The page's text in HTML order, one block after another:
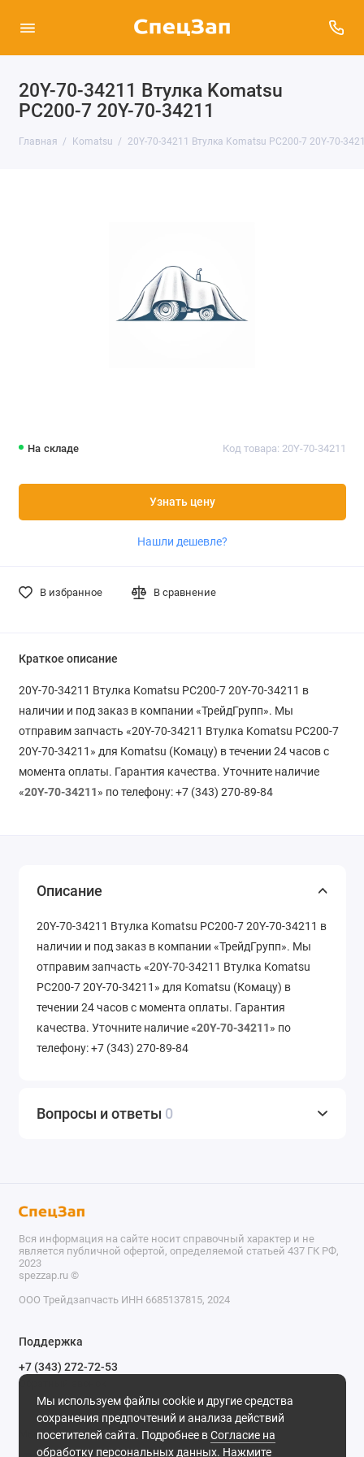
20Y-70-34211 Втулка Komatsu
PC200-7 20Y-70-34211
Главная Komatsu 20Y-70-34211 Втулка Komatsu PC200-7 20Y-70-
На складе Код товара: 20Y-70-34211
Узнать цену
Нашли дешевле?
В избранное В сравнение
Краткое описание
20Y-70-34211 Втулка Komatsu PC200-7 20Y-70-34211 в
наличии и под заказ в компании «ТрейдГрупп». Мы
отправим запчасть «20Y-70-34211 Втулка Komatsu PC200-7
20Y-70-34211» для Komatsu (Комацу) в течении 24 часов с
момента оплаты. Гарантия качества. Уточните наличие
«20Y-70-34211» по телефону: +7 (343) 270-89-84
Описание
20Y-70-34211 Втулка Komatsu PC200-7 20Y-70-34211 в
наличии и под заказ в компании «ТрейдГрупп». Мы
отправим запчасть «20Y-70-34211 Втулка Komatsu
PC200-7 20Y-70-34211» для Komatsu (Комацу) в
течении 24 часов с момента оплаты. Гарантия
качества. Уточните наличие «20Y-70-34211» по
телефону: +7 (343) 270-89-84
Вопросы и ответы 0
Мы используем файлы cookie и другие средства
сохранения предпочтений и анализа действий
посетителей сайта. Подробнее вСогласие на
обработку персональных данных. Нажмите
Вся информация на сайте носит справочный характер и не
является публичной офертой, определяемой статьей 437 ГК РФ,
2023
spezzap.ru ©️
ООО Трейдзапчасть ИНН 6685137815, 2024
Поддержка
+7 (343) 272-72-53
Обратный звонок
620030, г. Екатеринбург, ул. Карьерная, д. 14, оф. 14.
Мы в сети